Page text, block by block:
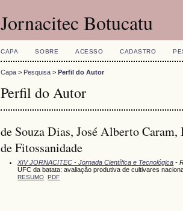
Jornacitec Botucatu
CAPA SOBRE ACESSO CADASTRO
Capa > Pesquisa >Perfil do Autor
Perfil do Autor
de Souza Dias, José Alberto
de Fitossanidade
XIV JORNACITEC - Jornada Científica e Tecnológica -
UFC da batata: avaliação produtiva de cultivares
RESUMO PDF